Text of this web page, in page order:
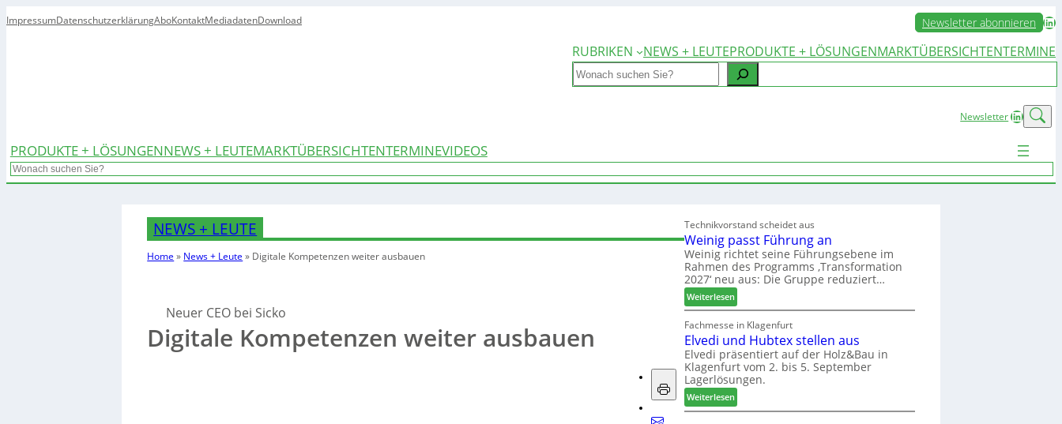
ImpressumDatenschutzerklärungAboKontaktMediadatenDownload Newsletter abonnieren LinkedIn
RUBRIKEN
NEWS + LEUTEPRODUKTE + LÖSUNGENMARKTÜBERSICHTENTERMINE
Search
NewsletterLinkedIn
PRODUKTE + LÖSUNGENNEWS + LEUTEMARKTÜBERSICHTENTERMINEVIDEOS
Search
NEWS + LEUTE
Home » News + Leute » Digitale Kompetenzen weiter ausbauen
Neuer CEO bei Sicko
Digitale Kompetenzen weiter ausbauen
Technikvorstand scheidet aus
Weinig passt Führung an
Weinig richtet seine Führungsebene im
Rahmen des Programms ‚Transformation
2027‘ neu aus: Die Gruppe reduziert…
Weiterlesen:
W
e
i
n
i
g
a
Fachmesse in Klagenfurt
Elvedi und Hubtex stellen aus
Elvedi präsentiert auf der Holz&Bau in
Klagenfurt vom 2. bis 5. September
Lagerlösungen.
Weiterlesen:
E